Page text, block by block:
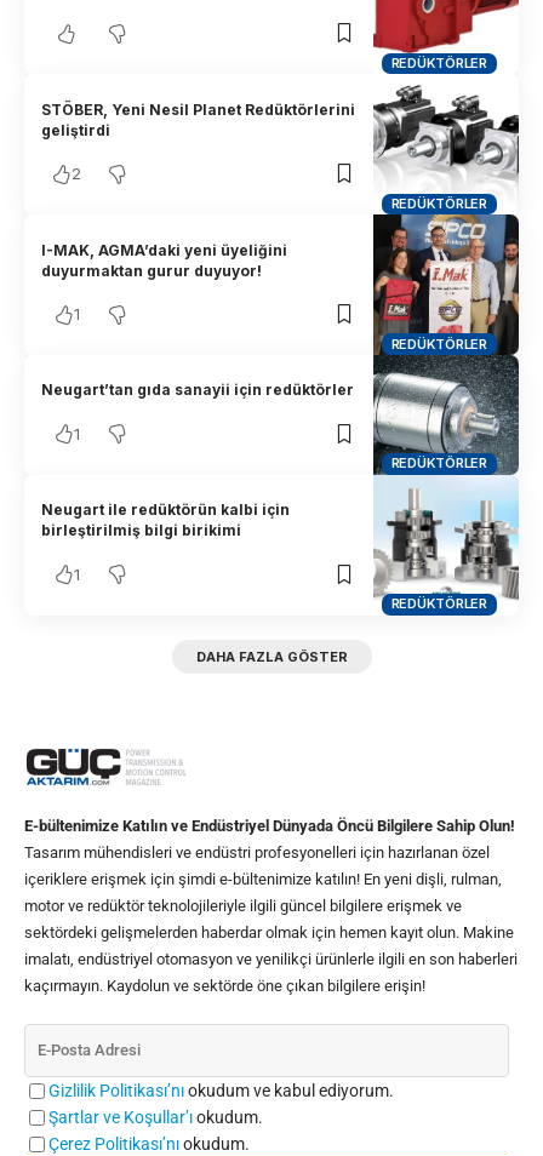
REDÜKTÖRLER
REDÜKTÖRLER
STÖBER, Yeni Nesil Planet Redüktörlerini
geliştirdi
2
REDÜKTÖRLER
I-MAK, AGMA’daki yeni üyeliğini
duyurmaktan gurur duyuyor!
1
REDÜKTÖRLER
Neugart’tan gıda sanayii için redüktörler
1
REDÜKTÖRLER
Neugart ile redüktörün kalbi için
birleştirilmiş bilgi birikimi
1
DAHA FAZLA GÖSTER
E-bültenimize Katılın ve Endüstriyel Dünyada Öncü Bilgilere Sahip Olun!
Tasarım mühendisleri ve endüstri profesyonelleri için hazırlanan özel
içeriklere erişmek için şimdi e-bültenimize katılın! En yeni dişli, rulman,
motor ve redüktör teknolojileriyle ilgili güncel bilgilere erişmek ve
sektördeki gelişmelerden haberdar olmak için hemen kayıt olun. Makine
imalatı, endüstriyel otomasyon ve yenilikçi ürünlerle ilgili en son haberleri
kaçırmayın. Kaydolun ve sektörde öne çıkan bilgilere erişin!
Gizlilik Politikası’nıokudum ve kabul ediyorum.
Şartlar ve Koşullar’ıokudum.
Çerez Politikası’nıokudum.